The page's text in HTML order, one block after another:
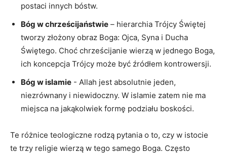
postaci innych bóstw.
Bóg‍ w ​chrześcijaństwie – hierarchia Trójcy Świętej​
tworzy złożony⁢ obraz Boga: Ojca, ⁤Syna i Ducha
Świętego. Choć‌ chrześcijanie ⁣wierzą w jednego⁢ Boga,‌
ich ​koncepcja ‍Trójcy może być źródłem kontrowersji.
Bóg w‌ islamie -⁣ Allah ‌jest absolutnie jeden,‍
niezrównany i​ niewidoczny. W ⁣islamie zatem nie ma
miejsca na jakąkolwiek formę podziału boskości.
Te ⁣różnice⁤ teologiczne rodzą pytania o to,⁣ czy w ⁣istocie
te trzy religie‌ wierzą⁢ w tego samego Boga. Często